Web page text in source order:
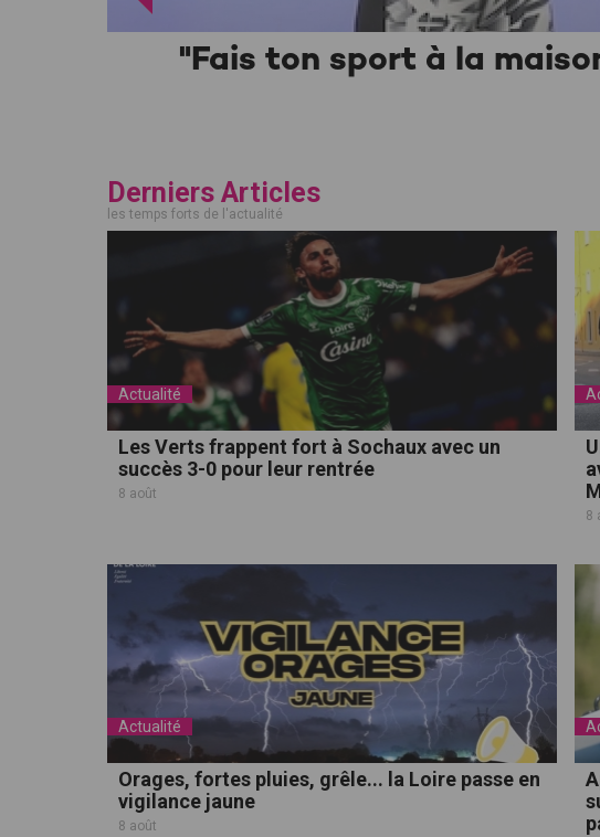
"Fais ton sport à la
Derniers Articles
les temps forts de l'actualité
Actualité
Les Verts frappent fort à Sochaux avec un
succès 3-0 pour leur rentrée
8 août
8
Actualité
Orages, fortes pluies, grêle... la Loire passe en
vigilance jaune
8 août